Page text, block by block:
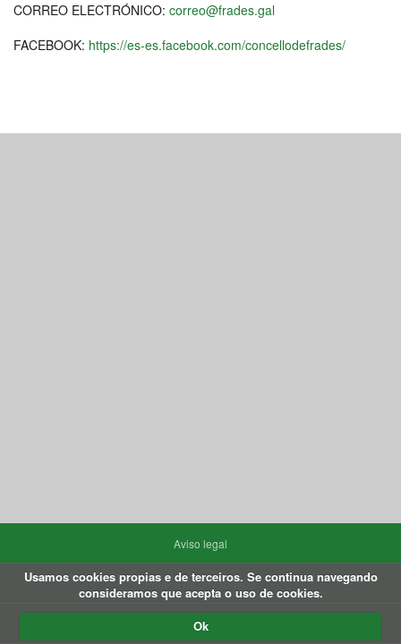
CORREO ELECTRÓNICO: correo@frades.gal
FACEBOOK: https://es-es.facebook.com/concellodefrades/
Aviso legal
Política de privacidade
Política de Cookies
Usamos cookies propias e de terceiros. Se continua navegando
consideramos que acepta o uso de cookies.
Ok